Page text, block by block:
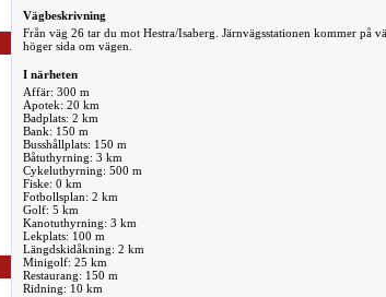
Vägbeskrivning
Från väg 26 tar du mot Hestra/Isaberg. Järnvägsstationen kommer på
höger sida om vägen.
I närheten
Affär: 300 m
Apotek: 20 km
Badplats: 2 km
Bank: 150 m
Busshållplats: 150 m
Båtuthyrning: 3 km
Cykeluthyrning: 500 m
Fiske: 0 km
Fotbollsplan: 2 km
Golf: 5 km
Kanotuthyrning: 3 km
Lekplats: 100 m
Längdskidåkning: 2 km
Minigolf: 25 km
Restaurang: 150 m
Ridning: 10 km